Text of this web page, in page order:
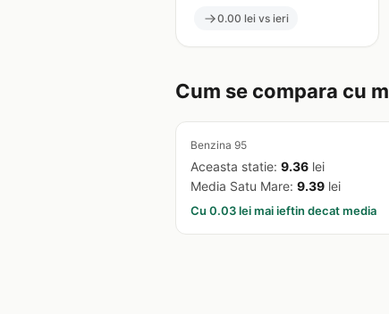
0.00 lei vs ieri
Cum se compara cu
Benzina 95
Aceasta statie: 9.36 lei
Media Satu Mare: 9.39 lei
Cu 0.03 lei mai ieftin decat media